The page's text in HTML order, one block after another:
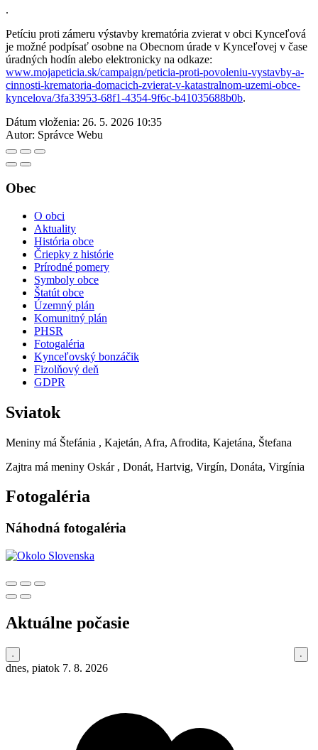
.
Petíciu proti zámeru výstavby krematória zvierat v obci Kynceľová
je možné podpísať osobne na Obecnom úrade v Kynceľovej v čase
úradných hodín alebo elektronicky na odkaze:
www.mojapeticia.sk/campaign/peticia-proti-povoleniu-vystavby-a-
cinnosti-krematoria-domacich-zvierat-v-katastralnom-uzemi-obce-
kyncelova/3fa33953-68f1-4354-9f6c-b41035688b0b.
Dátum vloženia: 26. 5. 2026 10:35
Autor: Správce Webu
Obec
O obci
Aktuality
História obce
Čriepky z histórie
Prírodné pomery
Symboly obce
Štatút obce
Územný plán
Komunitný plán
PHSR
Fotogaléria
Kynceľovský bonzáčik
Fizolňový deň
GDPR
Sviatok
Meniny má Štefánia , Kajetán, Afra, Afrodita, Kajetána, Štefana
Zajtra má meniny Oskár , Donát, Hartvig, Virgín, Donáta, Virgínia
Fotogaléria
Náhodná fotogaléria
Aktuálne počasie
dnes, piatok 7. 8. 2026